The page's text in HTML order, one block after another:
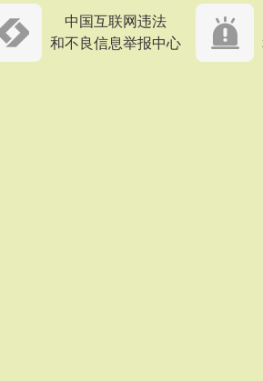
中国互联网违法
和不良信息举报中心